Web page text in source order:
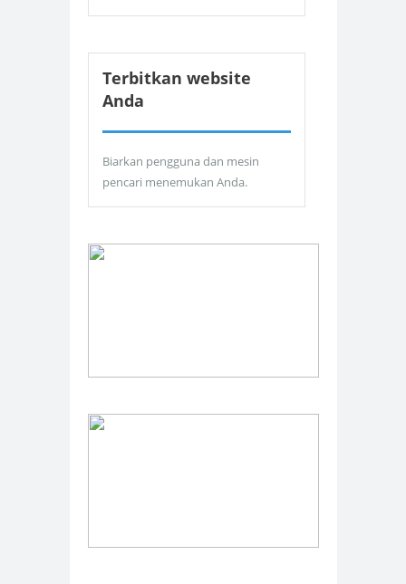
Terbitkan website
Anda
Biarkan pengguna dan mesin
pencari menemukan Anda.